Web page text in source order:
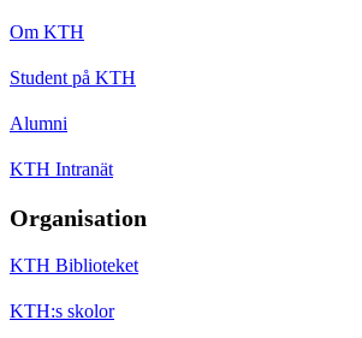
Om KTH
Student på KTH
Alumni
KTH Intranät
Organisation
KTH Biblioteket
KTH:s skolor